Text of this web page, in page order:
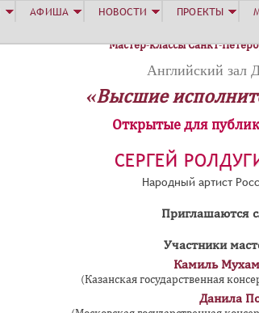
Мастер-классы Санкт-
Английский зал
«Высшие
Открытые для
СЕРГЕЙ
Народный артист
Приглашаются
Участники
Камиль
(Казанская государственная
Данила
АФИША НОВОСТИ ПРОЕКТЫ